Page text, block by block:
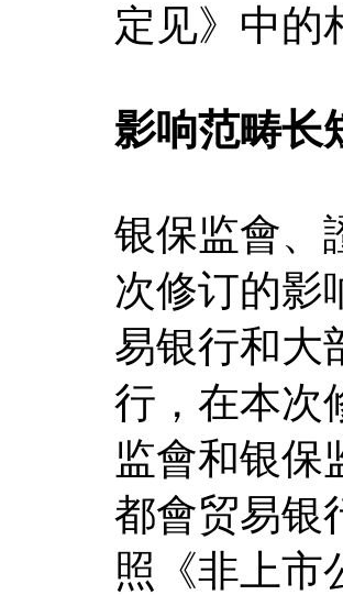
定见》中的
影响范畴长
银保监會、
次修订的影
易银行和大
行，在本次
监會和银保
都會贸易银
照《非上市